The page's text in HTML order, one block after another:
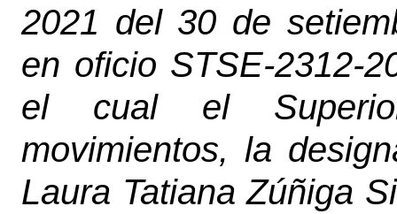
2021 del 30 de
en oficio STSE-2312-
el cual el
movimientos, la
Laura Tatiana Zúñiga